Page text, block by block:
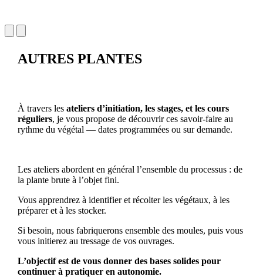
AUTRES PLANTES
À travers les ateliers d’initiation, les stages, et les cours
réguliers, je vous propose de découvrir ces savoir-faire au
rythme du végétal — dates programmées ou sur demande.
Les ateliers abordent en général l’ensemble du processus : de
la plante brute à l’objet fini.
Vous apprendrez à identifier et récolter les végétaux, à les
préparer et à les stocker.
Si besoin, nous fabriquerons ensemble des moules, puis vous
vous initierez au tressage de vos ouvrages.
L’objectif est de vous donner des bases solides pour
continuer à pratiquer en autonomie.